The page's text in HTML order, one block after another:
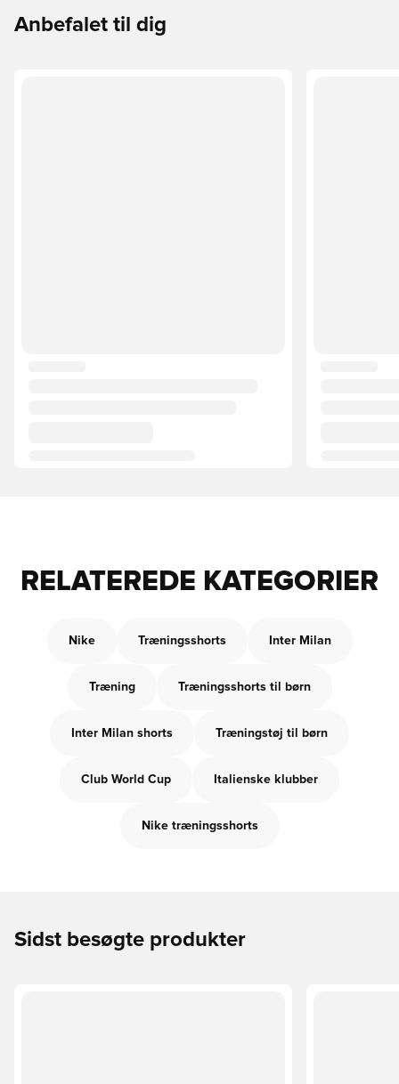
Anbefalet til dig
RELATEREDE KATEGORIER
Nike Træningsshorts Inter Milan
Træning Træningsshorts til børn
Inter Milan shorts Træningstøj til børn
Club World Cup Italienske klubber
Nike træningsshorts
Sidst besøgte produkter